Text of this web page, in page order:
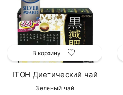
В корзину
ITOH Диетический чай
Зеленый чай